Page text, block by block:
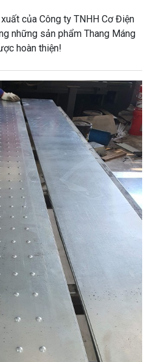
của Công ty TNHH Cơ Điện
những sản phẩm Thang Máng
hoàn thiện!